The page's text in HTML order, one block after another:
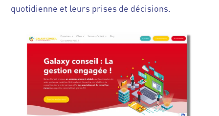
quotidienne et leurs prises de décisions.